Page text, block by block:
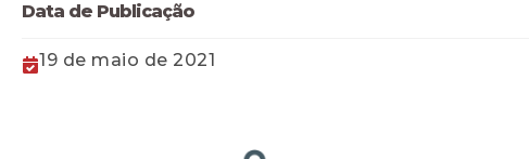
Data de Publicação
19 de maio de 2021